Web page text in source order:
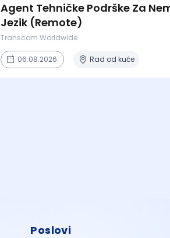
Agent Tehničke Podrške Za
Jezik (Remote)
Transcom Worldwide
06.08.2026. Rad od kuće
Poslovi